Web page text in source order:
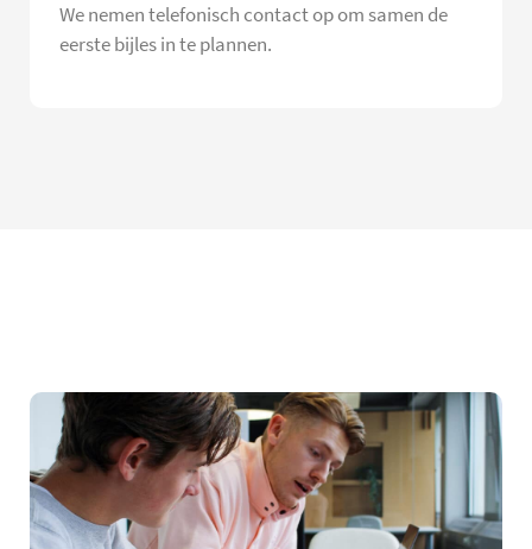
We nemen telefonisch contact op om samen de
eerste bijles in te plannen.